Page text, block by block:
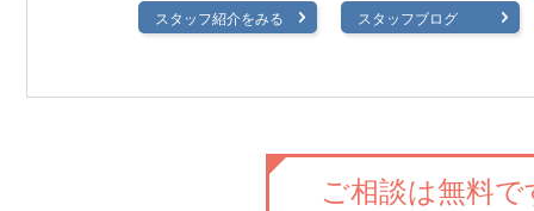
スタッフ紹介をみる スタッフブログ
ご相談は無料